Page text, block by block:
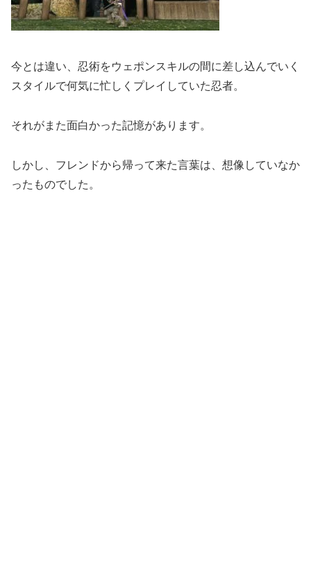
今とは違い、忍術をウェポンスキルの間に差し込んでいく
スタイルで何気に忙しくプレイしていた忍者。
それがまた面白かった記憶があります。
しかし、フレンドから帰って来た言葉は、想像していなか
ったものでした。